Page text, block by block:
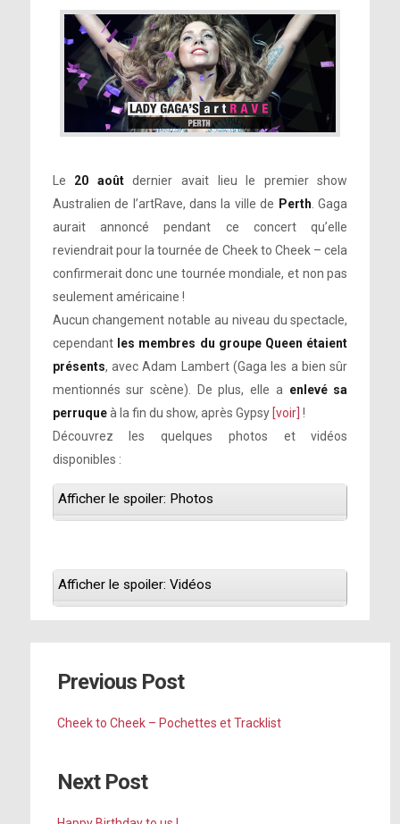
Le 20 aoûtdernier avait lieu le premier show
Australien de l’artRave, dans la ville de Perth. Gaga
aurait annoncé pendant ce concert qu’elle
reviendrait pour la tournée de Cheek to Cheek – cela
confirmerait donc une tournée mondiale, et non pas
seulement américaine !
Aucun changement notable au niveau du spectacle,
cependant les membres du groupe Queen étaient
présents, avec Adam Lambert (Gaga les a bien sûr
mentionnés sur scène). De plus, elle a enlevé sa
perruqueà la fin du show, après Gypsy [voir] !
Découvrez les quelques photos et vidéos
disponibles :
Afficher le spoiler: Photos
Afficher le spoiler: Vidéos
Previous Post
Cheek to Cheek – Pochettes et Tracklist
Next Post